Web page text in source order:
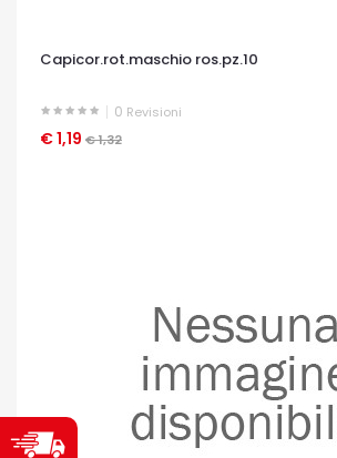
Capicor.rot.maschio ros.pz.10
0 Revisioni
€ 1,19 € 1,32
OCCHIATA VELOCE